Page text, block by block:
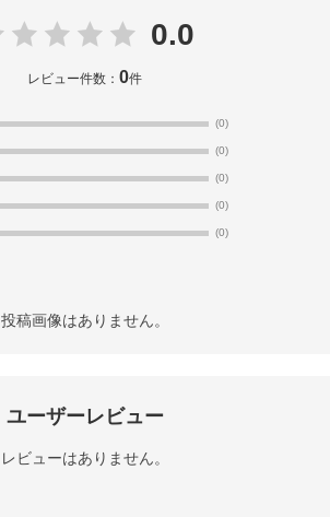
0.0
レビュー件数：0件
(0)
(0)
(0)
(0)
(0)
投稿画像はありません。
ユーザーレビュー
レビューはありません。